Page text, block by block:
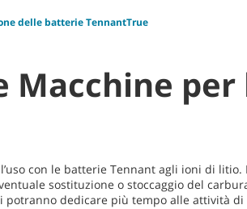
delle batterie TennantTrue
Macchine per
con le batterie Tennant agli ioni di litio.
sostituzione o stoccaggio del
dedicare più tempo alle attività di